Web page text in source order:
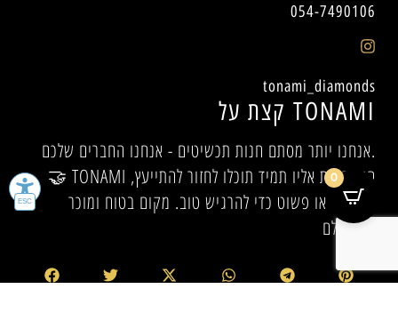
קצת על TONAMI
אנחנו יותר מסתם חנות תכשיטים - אנחנו החברים שלכם.
🤝 TONAMI היא הבית אליו תמיד תוכלו לחזור להתייעץ,
להיעזר, או פשוט כדי להרגיש טוב. מקום בטוח ומוכר
לכולם.✨
054-7490106
tonami_diamonds
0